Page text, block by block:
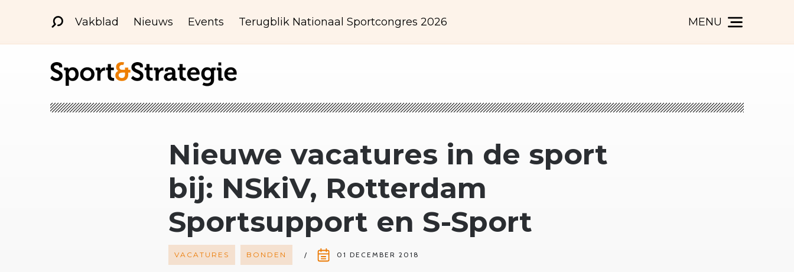
Vakblad Nieuws Events Terugblik Nationaal Sportcongres 2026 MENU
Nieuwe vacatures in de sport
bij: NSkiV, Rotterdam
Sportsupport en S-Sport
VACATURES BONDEN 01 DECEMBER 2018